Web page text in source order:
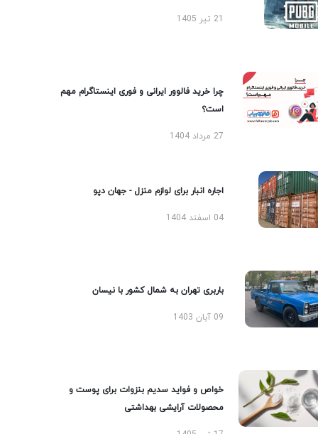
چرا خرید فالوور ایرانی و فوری اینستاگرام مهم
است؟
27 مرداد 1404
اجاره انبار برای لوازم منزل - جهان دپو
04 اسفند 1404
باربری تهران به شمال کشور با نیسان
09 آبان 1403
خواص و فواید سدیم بنزوات برای پوست و
محصولات آرایشی بهداشتی